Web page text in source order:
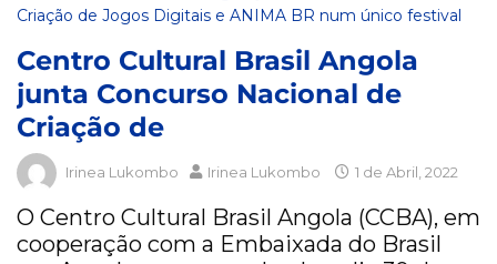
Centro Cultural Brasil Angola
junta Concurso Nacional de
Criação de
Irinea Lukombo Irinea Lukombo 1 de Abril, 2022
O Centro Cultural Brasil Angola (CCBA), em
cooperação com a Embaixada do Brasil